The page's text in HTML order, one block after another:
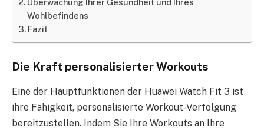
Überwachung Ihrer Gesundheit und Ihres
Wohlbefindens
Fazit
Die Kraft personalisierter Workouts
Eine der Hauptfunktionen der Huawei Watch Fit 3 ist
ihre Fähigkeit, personalisierte Workout-Verfolgung
bereitzustellen. Indem Sie Ihre Workouts an Ihre